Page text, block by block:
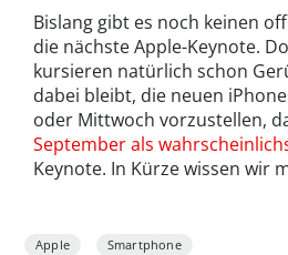
Bislang gibt es noch keinen
die nächste Apple-Keynote.
kursieren natürlich schon
dabei bleibt, die neuen
oder Mittwoch vorzustellen,
September als
Keynote. In Kürze wissen wir
Apple Smartphone